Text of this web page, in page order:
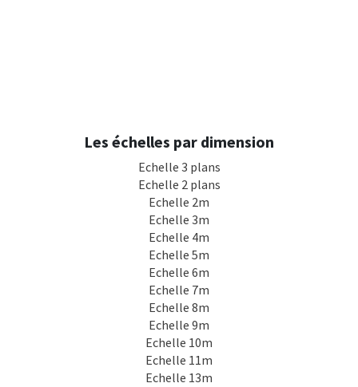
Les échelles par dimension
Echelle 3 plans
Echelle 2 plans
Echelle 2m
Echelle 3m
Echelle 4m
Echelle 5m
Echelle 6m
Echelle 7m
Echelle 8m
Echelle 9m
Echelle 10m
Echelle 11m
Echelle 13m